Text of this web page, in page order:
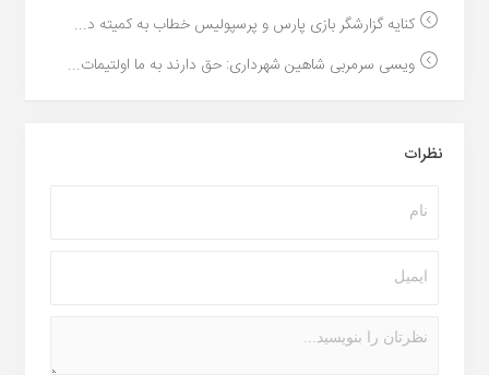
کنایه گزارشگر بازی پارس و پرسپولیس خطاب به کمیته د...
ویسی سرمربی شاهین شهرداری: حق دارند به ما اولتیمات...
نظرات